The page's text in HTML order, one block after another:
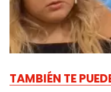
TAMBIÉN TE